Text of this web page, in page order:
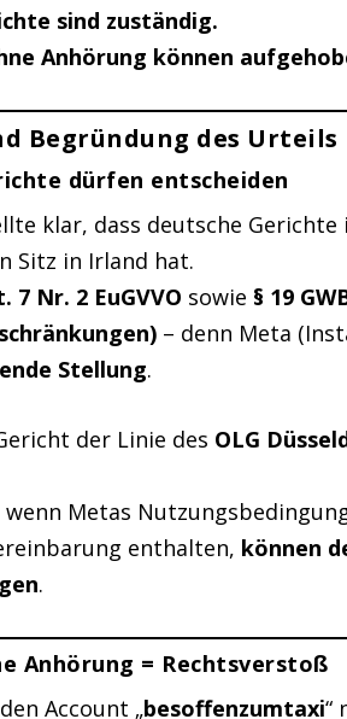
sind zuständig.
Anhörung können
Begründung des Urteils
dürfen entscheiden
klar, dass deutsche
Sitz in Irland hat.
7 Nr. 2 EuGVVO sowie § 19
– denn Meta
Stellung.
der Linie des OLG
wenn Metas
enthalten, können
.
Anhörung = Rechtsverstoß
Account „besoffenzumtaxi“